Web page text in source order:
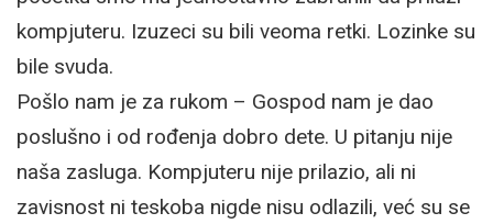
kompjuteru. Izuzeci su bili veoma retki. Lozinke su
bile svuda.
Pošlo nam je za rukom – Gospod nam je dao
poslušno i od rođenja dobro dete. U pitanju nije
naša zasluga. Kompjuteru nije prilazio, ali ni
zavisnost ni teskoba nigde nisu odlazili, već su se